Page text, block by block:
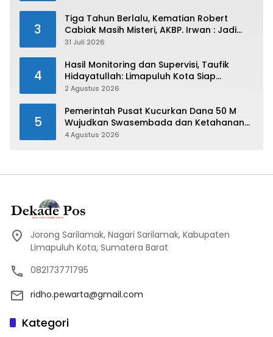
3
Tiga Tahun Berlalu, Kematian Robert
Cabiak Masih Misteri, AKBP. Irwan : Jadi
Atensi Kita
31 Juli 2026
4
Hasil Monitoring dan Supervisi, Taufik
Hidayatullah: Limapuluh Kota Siap
Kirimkan Atlet Terbaiknya Pada Porprov
2 Agustus 2026
5
Pemerintah Pusat Kucurkan Dana 50 M
Wujudkan Swasembada dan Ketahanan
Pangan di Kabupaten 50 Kota
4 Agustus 2026
Jorong Sarilamak, Nagari Sarilamak, Kabupaten
Limapuluh Kota, Sumatera Barat
082173771795
ridho.pewarta@gmail.com
Kategori